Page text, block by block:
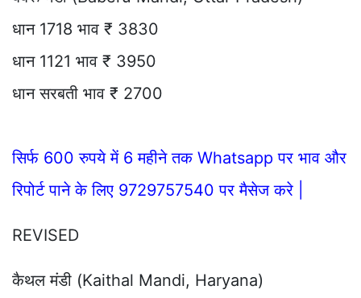
धान 1718 भाव ₹ 3830
धान 1121 भाव ₹ 3950
धान सरबती भाव ₹ 2700
सिर्फ 600 रुपये में 6 महीने तक Whatsapp पर भाव और
रिपोर्ट पाने के लिए 9729757540 पर मैसेज करे |
REVISED
कैथल मंडी (Kaithal Mandi, Haryana)